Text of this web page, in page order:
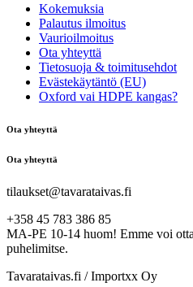
Kokemuksia
Palautus ilmoitus
Vaurioilmoitus
Ota yhteyttä
Tietosuoja & toimitusehdot
Evästekäytäntö (EU)
Oxford vai HDPE kangas?
Ota yhteyttä
Ota yhteyttä
tilaukset@tavarataivas.fi
+358 45 783 386 85
MA-PE 10-14 huom! Emme voi
puhelimitse.
Tavarataivas.fi / Importxx Oy